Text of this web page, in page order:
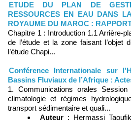
ETUDE DU PLAN DE
RESSOURCES EN EAU DANS
ROYAUME DU MAROC :
Chapitre 1 : Introduction 1.1 Arrière-
de l’étude et la zone faisant l’objet
l’étude Chapi...
Conférence Internationale sur
Bassins Fluviaux de l’Afrique :
1. Communications orales
climatologie et régimes
transport sédimentaire et quali...
Auteur : Hermassi